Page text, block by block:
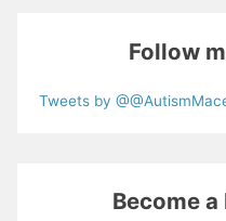
Follow
Tweets by
Become